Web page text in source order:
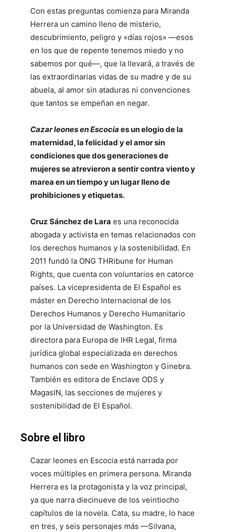
Con estas preguntas comienza para Miranda
Herrera un camino lleno de misterio,
descubrimiento, peligro y «días rojos» ―esos
en los que de repente tenemos miedo y no
sabemos por qué―, que la llevará, a través de
las extraordinarias vidas de su madre y de su
abuela, al amor sin ataduras ni convenciones
que tantos se empeñan en negar.
Cazar leones en Escocia es un elogio de la
maternidad, la felicidad y el amor sin
condiciones que dos generaciones de
mujeres se atrevieron a sentir contra viento y
marea en un tiempo y un lugar lleno de
prohibiciones y etiquetas.
Cruz Sánchez de Lara es una reconocida
abogada y activista en temas relacionados con
los derechos humanos y la sostenibilidad. En
2011 fundó la ONG THRibune for Human
Rights, que cuenta con voluntarios en catorce
países. La vicepresidenta de El Español es
máster en Derecho Internacional de los
Derechos Humanos y Derecho Humanitario
por la Universidad de Washington. Es
directora para Europa de IHR Legal, firma
jurídica global especializada en derechos
humanos con sede en Washington y Ginebra.
También es editora de Enclave ODS y
MagasIN, las secciones de mujeres y
sostenibilidad de El Español.
Sobre el libro
Cazar leones en Escocia está narrada por
voces múltiples en primera persona. Miranda
Herrera es la protagonista y la voz principal,
ya que narra diecinueve de los veintiocho
capítulos de la novela. Cata, su madre, lo hace
en tres, y seis personajes más —Silvana,